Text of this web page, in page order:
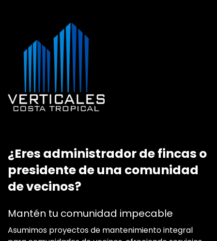
¿Eres administrador de fincas o
presidente de una comunidad
de vecinos?
Mantén tu comunidad impecable
Asumimos proyectos de mantenimiento integral